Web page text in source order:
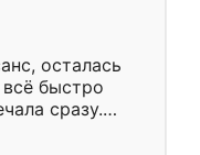
осталась
быстро
сразу.
подошёл к